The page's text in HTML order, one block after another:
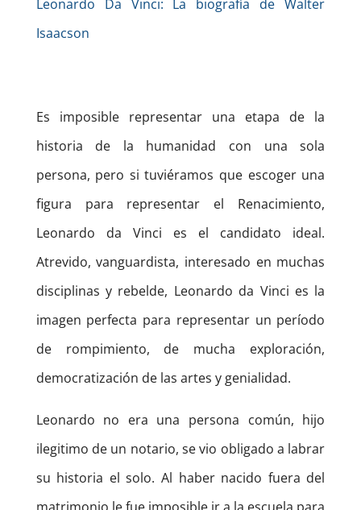
Leonardo Da Vinci: La biografía de Walter
Isaacson
Es imposible representar una etapa de la
historia de la humanidad con una sola
persona, pero si tuviéramos que escoger una
figura para representar el Renacimiento,
Leonardo da Vinci es el candidato ideal.
Atrevido, vanguardista, interesado en muchas
disciplinas y rebelde, Leonardo da Vinci es la
imagen perfecta para representar un período
de rompimiento, de mucha exploración,
democratización de las artes y genialidad.
Leonardo no era una persona común, hijo
ilegitimo de un notario, se vio obligado a labrar
su historia el solo. Al haber nacido fuera del